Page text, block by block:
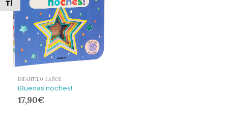
Alternar tamaño de letra
INFANTIL 0-3 AÑOS
¡Buenas noches!
17,90€